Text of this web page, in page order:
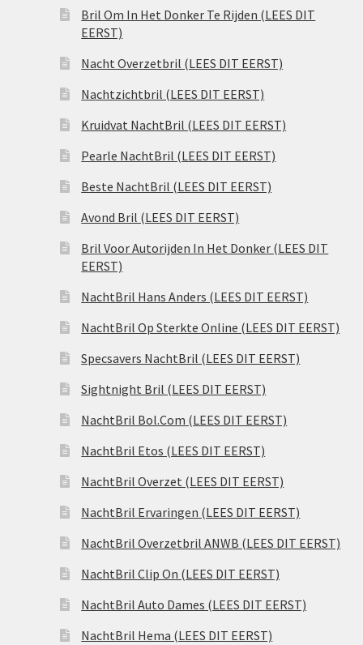
Bril Om In Het Donker Te Rijden (LEES DIT
EERST)
Nacht Overzetbril (LEES DIT EERST)
Nachtzichtbril (LEES DIT EERST)
Kruidvat NachtBril (LEES DIT EERST)
Pearle NachtBril (LEES DIT EERST)
Beste NachtBril (LEES DIT EERST)
Avond Bril (LEES DIT EERST)
Bril Voor Autorijden In Het Donker (LEES DIT
EERST)
NachtBril Hans Anders (LEES DIT EERST)
NachtBril Op Sterkte Online (LEES DIT EERST)
Specsavers NachtBril (LEES DIT EERST)
Sightnight Bril (LEES DIT EERST)
NachtBril Bol.Com (LEES DIT EERST)
NachtBril Etos (LEES DIT EERST)
NachtBril Overzet (LEES DIT EERST)
NachtBril Ervaringen (LEES DIT EERST)
NachtBril Overzetbril ANWB (LEES DIT EERST)
NachtBril Clip On (LEES DIT EERST)
NachtBril Auto Dames (LEES DIT EERST)
NachtBril Hema (LEES DIT EERST)